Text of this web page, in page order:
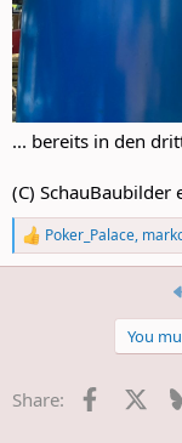
... bereits in den
(C) SchauBaubilder
R
e
s
Poker_Palace,
You
Share: Facebook